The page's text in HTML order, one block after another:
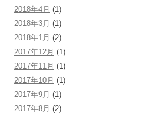
2018年4月 (1)
2018年3月 (1)
2018年1月 (2)
2017年12月 (1)
2017年11月 (1)
2017年10月 (1)
2017年9月 (1)
2017年8月 (2)